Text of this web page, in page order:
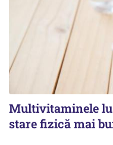
Multivitaminele
stare fizică mai